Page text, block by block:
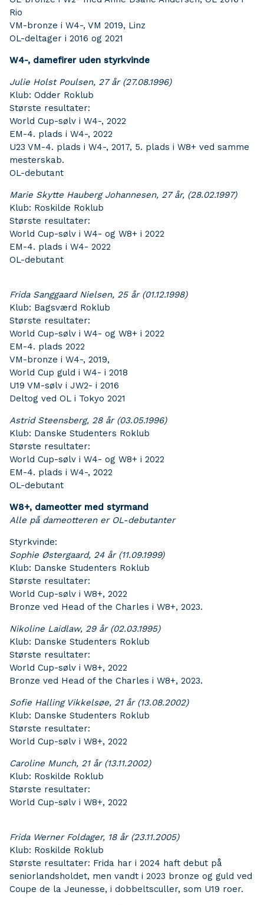
Rio
VM-bronze i W4-, VM 2019, Linz
OL-deltager i 2016 og 2021
W4-, damefirer uden styrkvinde
Julie Holst Poulsen, 27 år (27.08.1996)
Klub: Odder Roklub
Største resultater:
World Cup-sølv i W4-, 2022
EM-4. plads i W4-, 2022
U23 VM-4. plads i W4-, 2017, 5. plads i W8+ ved samme
mesterskab.
OL-debutant
Marie Skytte Hauberg Johannesen, 27 år, (28.02.1997)
Klub: Roskilde Roklub
Største resultater:
World Cup-sølv i W4- og W8+ i 2022
EM-4. plads i W4- 2022
OL-debutant
Frida Sanggaard Nielsen, 25 år (01.12.1998)
Klub: Bagsværd Roklub
Største resultater:
World Cup-sølv i W4- og W8+ i 2022
EM-4. plads 2022
VM-bronze i W4-, 2019,
World Cup guld i W4- i 2018
U19 VM-sølv i JW2- i 2016
Deltog ved OL i Tokyo 2021
Astrid Steensberg, 28 år (03.05.1996)
Klub: Danske Studenters Roklub
Største resultater:
World Cup-sølv i W4- og W8+ i 2022
EM-4. plads i W4-, 2022
OL-debutant
W8+, dameotter med styrmand
Alle på dameotteren er OL-debutanter
Styrkvinde:
Sophie Østergaard, 24 år (11.09.1999)
Klub: Danske Studenters Roklub
Største resultater:
World Cup-sølv i W8+, 2022
Bronze ved Head of the Charles i W8+, 2023.
Nikoline Laidlaw, 29 år (02.03.1995)
Klub: Danske Studenters Roklub
Største resultater:
World Cup-sølv i W8+, 2022
Bronze ved Head of the Charles i W8+, 2023.
Sofie Halling Vikkelsøe, 21 år (13.08.2002)
Klub: Danske Studenters Roklub
Største resultater:
World Cup-sølv i W8+, 2022
Caroline Munch, 21 år (13.11.2002)
Klub: Roskilde Roklub
Største resultater:
World Cup-sølv i W8+, 2022
Frida Werner Foldager, 18 år (23.11.2005)
Klub: Roskilde Roklub
Største resultater: Frida har i 2024 haft debut på
seniorlandsholdet, men vandt i 2023 bronze og guld ved
Coupe de la Jeunesse, i dobbeltsculler, som U19 roer.